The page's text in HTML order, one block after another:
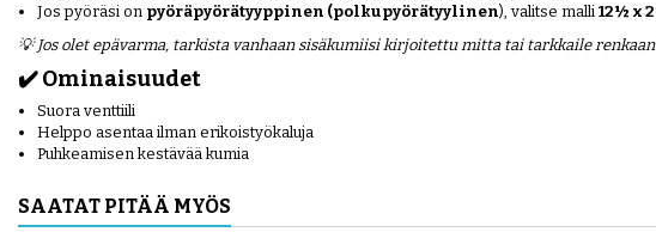
Jos pyöräsi on pyöräpyörätyyppinen (polkupyörätyylinen), valitse malli 12½ x
💡 Jos olet epävarma, tarkista vanhaan sisäkumiisi kirjoitettu mitta tai tarkkaile renkaan
✔️ Ominaisuudet
Suora venttiili
Helppo asentaa ilman erikoistyökaluja
Puhkeamisen kestävää kumia
SAATAT PITÄÄ MYÖS